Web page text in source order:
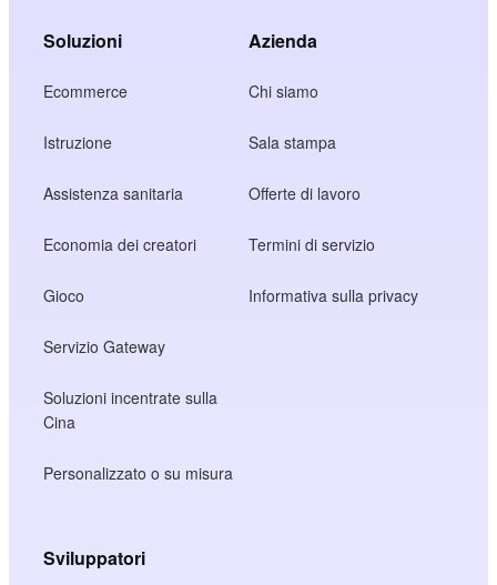
Soluzioni
Ecommerce
Istruzione
Assistenza sanitaria
Economia dei creatori
Gioco
Servizio Gateway
Soluzioni incentrate sulla
Cina
Personalizzato o su misura
Azienda
Chi siamo
Sala stampa
Offerte di lavoro
Termini di servizio
Informativa sulla privacy
Sviluppatori